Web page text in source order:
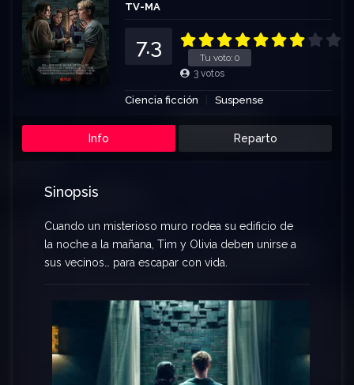
TV-MA
Tu voto: 0
7.3
3 votos
Ciencia ficción Suspense
Info Reparto
Sinopsis
Cuando un misterioso muro rodea su edificio de
la noche a la mañana, Tim y Olivia deben unirse a
sus vecinos… para escapar con vida.